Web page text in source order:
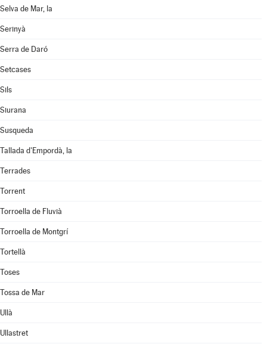
Selva de Mar, la
Serinyà
Serra de Daró
Setcases
Sils
Siurana
Susqueda
Tallada d'Empordà, la
Terrades
Torrent
Torroella de Fluvià
Torroella de Montgrí
Tortellà
Toses
Tossa de Mar
Ullà
Ullastret